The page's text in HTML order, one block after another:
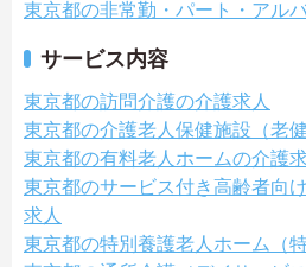
東京都の非常勤・パート・アル
サービス内容
東京都の訪問介護の介護求人
東京都の介護老人保健施設（老
東京都の有料老人ホームの介護
東京都のサービス付き高齢者向
求人
東京都の特別養護老人ホーム（